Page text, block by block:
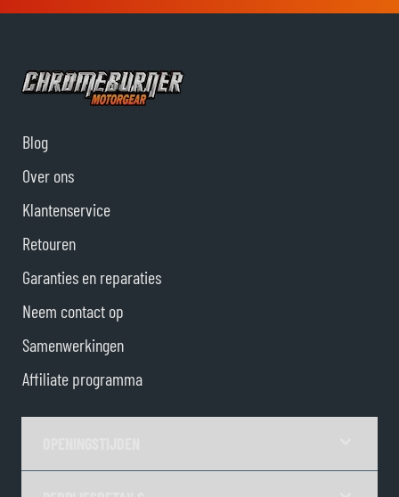
Blog
Over ons
Klantenservice
Retouren
Garanties en reparaties
Neem contact op
Samenwerkingen
Affiliate programma